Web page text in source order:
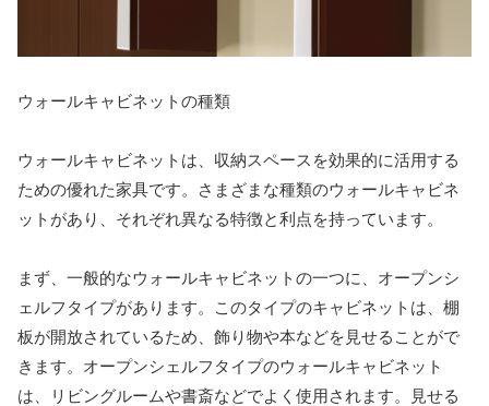
ウォールキャビネットの種類
ウォールキャビネットは、収納スペースを効果的に活用する
ための優れた家具です。さまざまな種類のウォールキャビネ
ットがあり、それぞれ異なる特徴と利点を持っています。
まず、一般的なウォールキャビネットの一つに、オープンシ
ェルフタイプがあります。このタイプのキャビネットは、棚
板が開放されているため、飾り物や本などを見せることがで
きます。オープンシェルフタイプのウォールキャビネット
は、リビングルームや書斎などでよく使用されます。見せる